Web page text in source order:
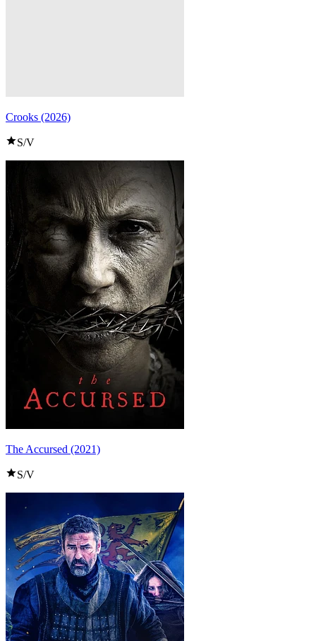
Crooks (2026)
S/V
The Accursed (2021)
S/V